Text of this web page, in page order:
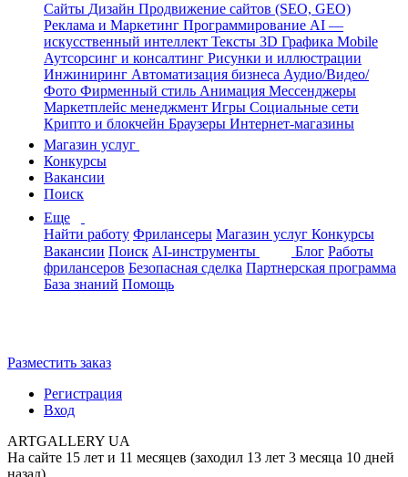
Сайты Дизайн Продвижение сайтов (SEO, GEO)
Реклама и Маркетинг Программирование AI —
искусственный интеллект Тексты 3D Графика Mobile
Аутсорсинг и консалтинг Рисунки и иллюстрации
Инжиниринг Автоматизация бизнеса Аудио/Видео/
Фото Фирменный стиль Анимация Мессенджеры
Маркетплейс менеджмент Игры Социальные сети
Крипто и блокчейн Браузеры Интернет-магазины
Магазин услуг
Конкурсы
Вакансии
Поиск
Еще
Найти работу Фрилансеры Магазин услуг Конкурсы
Вакансии Поиск AI-инструменты Блог Работы
фрилансеров Безопасная сделка Партнерская программа
База знаний Помощь
Разместить заказ
Регистрация
Вход
ARTGALLERY UA
На сайте 15 лет и 11 месяцев (заходил 13 лет 3 месяца 10 дней
назад)